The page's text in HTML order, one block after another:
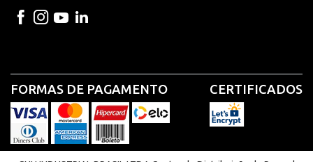
FORMAS DE PAGAMENTO CERTIFICADOS